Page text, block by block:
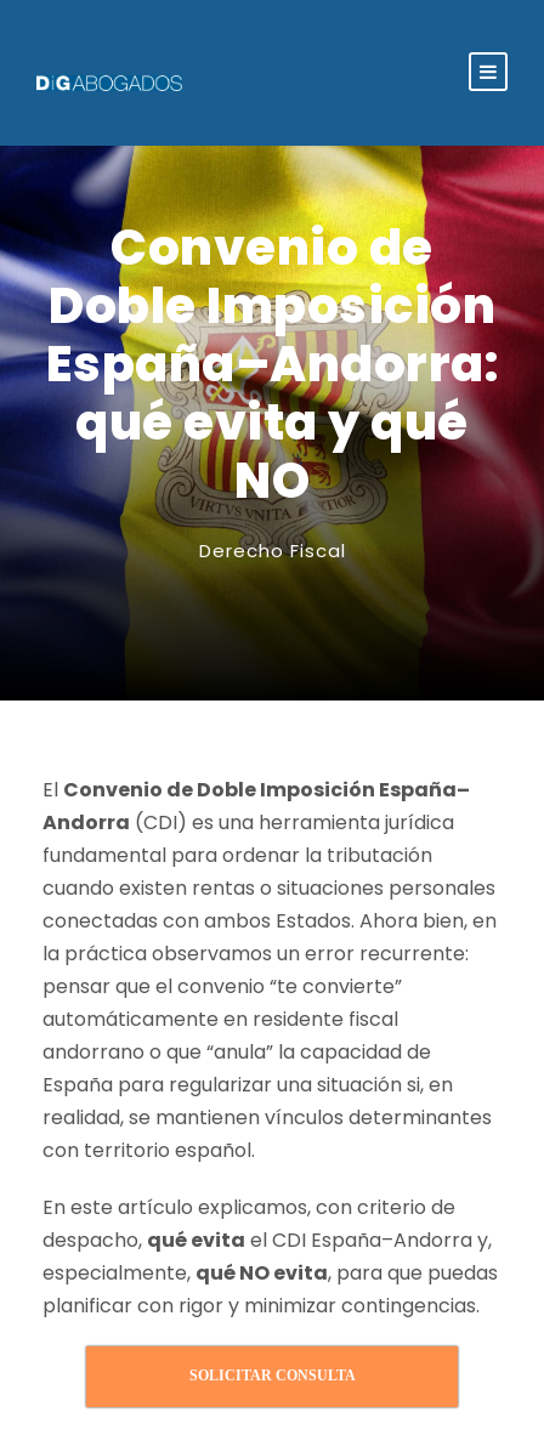
Convenio de
Doble Imposición
España–Andorra:
qué evita y qué
NO
Derecho Fiscal
El Convenio de Doble Imposición España–
Andorra (CDI) es una herramienta jurídica
fundamental para ordenar la tributación
cuando existen rentas o situaciones personales
conectadas con ambos Estados. Ahora bien, en
la práctica observamos un error recurrente:
pensar que el convenio “te convierte”
automáticamente en residente fiscal
andorrano o que “anula” la capacidad de
España para regularizar una situación si, en
realidad, se mantienen vínculos determinantes
con territorio español.
En este artículo explicamos, con criterio de
despacho, qué evita el CDI España–Andorra y,
especialmente, qué NO evita, para que puedas
planificar con rigor y minimizar contingencias.
SOLICITAR CONSULTA